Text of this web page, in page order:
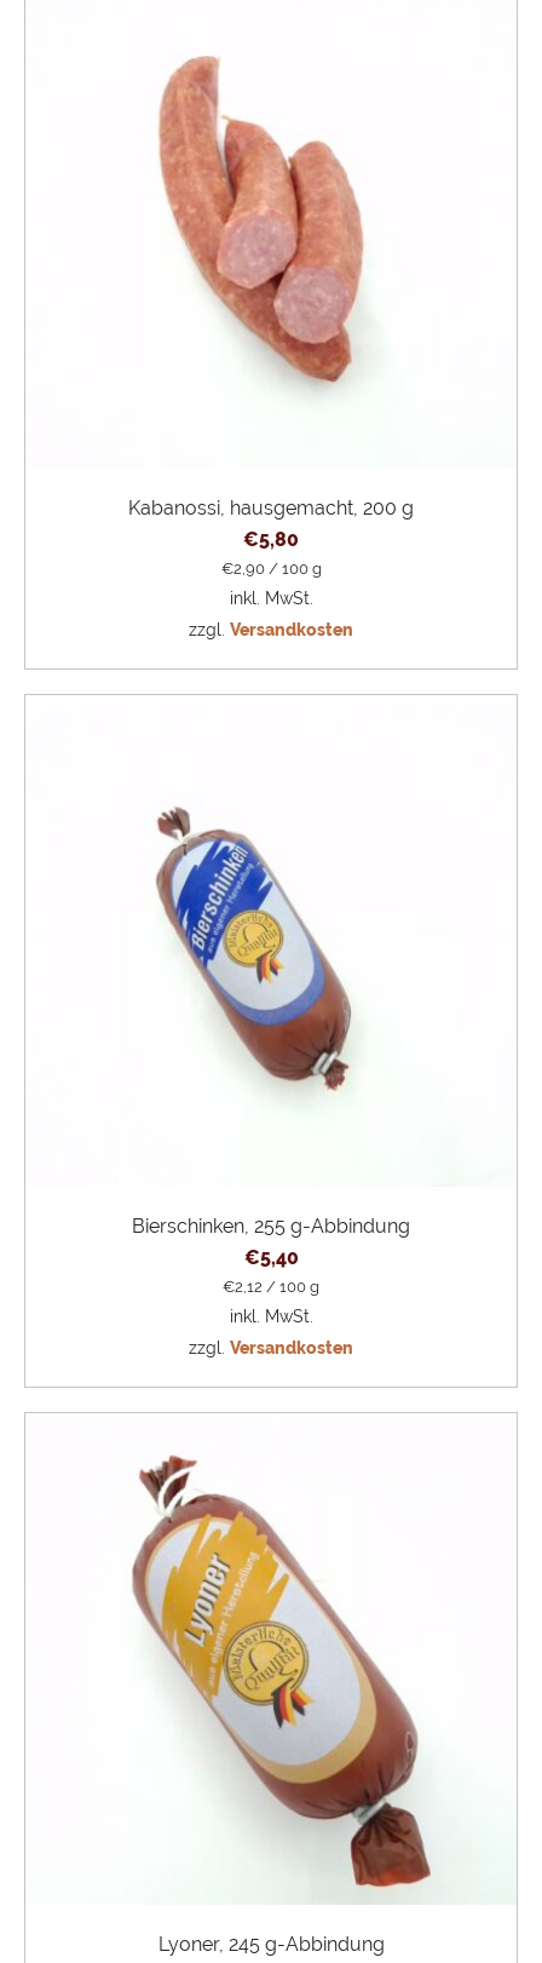
Kabanossi, hausgemacht, 200 g
€5,80
€2,90/ 100 g
inkl. MwSt.
zzgl. Versandkosten
Bierschinken, 255 g-Abbindung
€5,40
€2,12 / 100 g
inkl. MwSt.
zzgl. Versandkosten
Lyoner, 245 g-Abbindung